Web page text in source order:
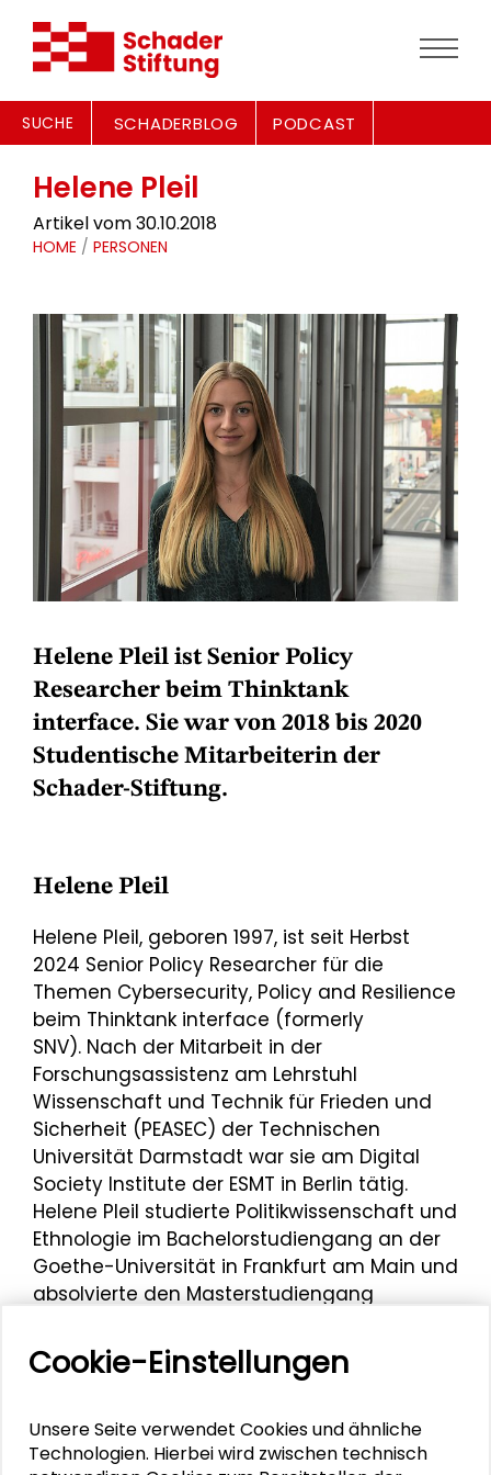
SUCHE SCHADERBLOG PODCAST
Helene Pleil
Artikel vom 30.10.2018
HOME / PERSONEN
Helene Pleil ist Senior Policy
Researcher beim Thinktank
interface. Sie war von 2018 bis 2020
Studentische Mitarbeiterin der
Schader-Stiftung.
Helene Pleil
Helene Pleil, geboren 1997, ist seit Herbst
2024 Senior Policy Researcher für die
Themen Cybersecurity, Policy and Resilience
beim Thinktank interface (formerly
SNV). Nach der Mitarbeit in der
Forschungsassistenz am Lehrstuhl
Wissenschaft und Technik für Frieden und
Sicherheit (PEASEC) der Technischen
Universität Darmstadt war sie am Digital
Society Institute der ESMT in Berlin tätig.
Helene Pleil studierte Politikwissenschaft und
Ethnologie im Bachelorstudiengang an der
Goethe-Universität in Frankfurt am Main und
absolvierte den Masterstudiengang
Konfliktforschung. Sie war von 2019 bis 2020
Studentische Mitarbeiterin der Schader-
Veranstaltungsmanagement tätig,
im Herbst 2018 absolvierte sie bereits ein
Cookie-Einstellungen
Unsere Seite verwendet Cookies und ähnliche
Technologien. Hierbei wird zwischen technisch